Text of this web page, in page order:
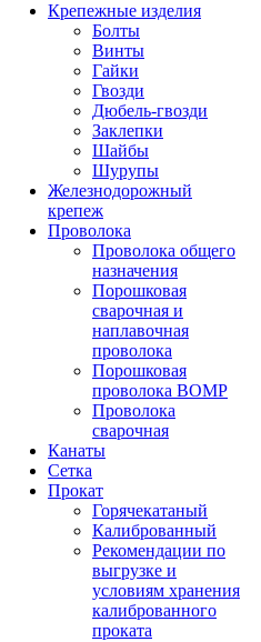
Крепежные изделия
Болты
Винты
Гайки
Гвозди
Дюбель-гвозди
Заклепки
Шайбы
Шурупы
Железнодорожный
крепеж
Проволока
Проволока общего
назначения
Порошковая
сварочная и
наплавочная
проволока
Порошковая
проволока ВОМР
Проволока
сварочная
Канаты
Сетка
Прокат
Горячекатаный
Калиброванный
Рекомендации по
выгрузке и
условиям хранения
калиброванного
проката